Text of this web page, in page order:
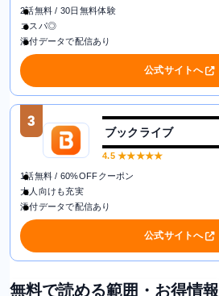
2話無料 / 30日無料体験
コスパ◎
添付データで配信あり
公式サイトへ
3
ブックライブ
4.5★★★★★
1話無料 / 60%OFFクーポン
大人向けも充実
添付データで配信あり
公式サイトへ
無料で読める範囲・お得情報